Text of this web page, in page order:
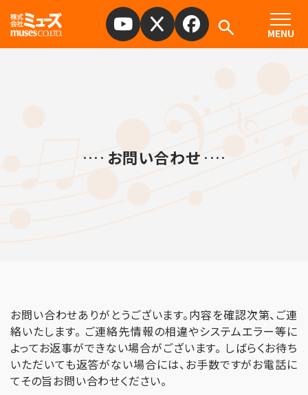
MENU
お問い合わせ
お問い合わせありがとうございます。内容を確認次第、ご連
絡いたします。 ご連絡先情報の相違やシステムエラー等に
よってお返事ができない場合がございます。 しばらくお待ち
いただいても返答がない場合には、お手数ですがお電話に
てその旨お問い合わせください。